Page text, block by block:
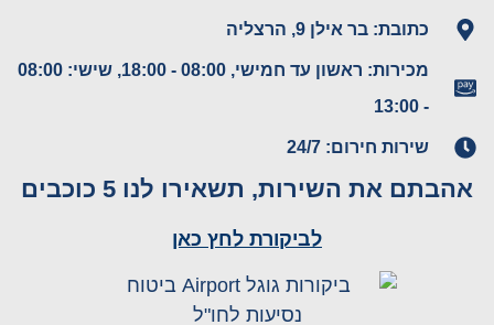
כתובת: בר אילן 9, הרצליה
מכירות: ראשון עד חמישי, 08:00 - 18:00, שישי: 08:00
- 13:00
שירות חירום: 24/7
אהבתם את השירות, תשאירו לנו 5 כוכבים
לביקורת לחץ כאן